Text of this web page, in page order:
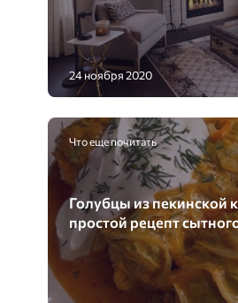
24 ноября 2020
Что еще почитать
Голубцы из пекинской
простой рецепт